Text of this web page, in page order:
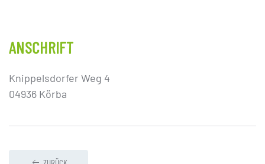
ANSCHRIFT
Knippelsdorfer Weg 4
04936 Körba